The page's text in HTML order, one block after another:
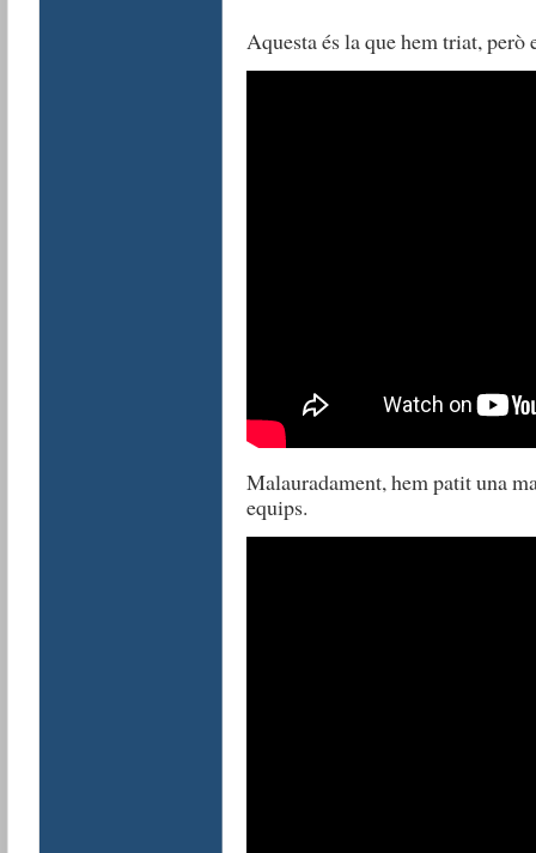
Aquesta és la que hem triat, però
Malauradament, hem patit una
equips.